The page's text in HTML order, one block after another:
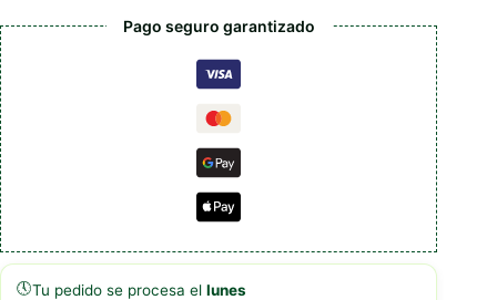
Pago seguro garantizado
🕔Tu pedido se procesa el lunes